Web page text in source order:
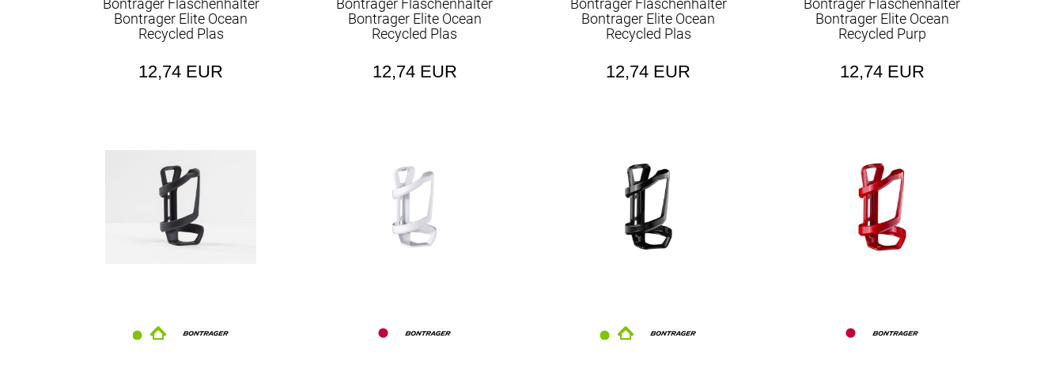
Bontrager Flaschenhalter
Bontrager Elite Ocean
Recycled Plas
12,74 EUR
Bontrager Flaschenhalter
Bontrager Elite Ocean
Recycled Plas
12,74 EUR
Bontrager Flaschenhalter
Bontrager Elite Ocean
Recycled Plas
12,74 EUR
Bontrager Flaschenhalter
Bontrager Elite Ocean
Recycled Purp
12,74 EUR